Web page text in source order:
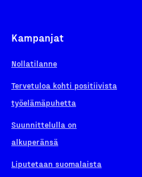
Kampanjat
Nollatilanne
Tervetuloa kohti positiivista
työelämäpuhetta
Suunnittelulla on
alkuperänsä
Liputetaan suomalaista